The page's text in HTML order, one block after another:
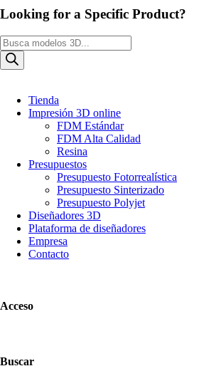
Looking for a Specific Product?
Búsqueda
de
productos
Tienda
Impresión 3D online
FDM Estándar
FDM Alta Calidad
Resina
Presupuestos
Presupuesto Fotorrealística
Presupuesto Sinterizado
Presupuesto Polyjet
Diseñadores 3D
Plataforma de diseñadores
Empresa
Contacto
Acceso
Buscar